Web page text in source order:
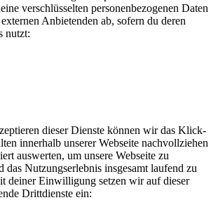
verschlüsselten personenbezogenen Daten
Anbietenden ab, sofern du deren
nutzt:
dieser Dienste können wir das Klick-
innerhalb unserer Webseite nachvollziehen
auswerten, um unsere Webseite zu
das Nutzungserlebnis insgesamt laufend zu
deiner Einwilligung setzen wir auf dieser
Drittdienste ein: